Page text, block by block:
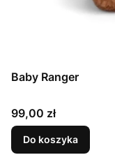
Baby Ranger
Cena
99,00 zł
Do koszyka